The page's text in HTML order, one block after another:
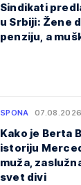
Sindikati
u Srbiji: Žene
penziju, a
SPONA
Kako je Berta
istoriju
muža,
svet divi